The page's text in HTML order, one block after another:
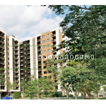
ᲒᲐᲛᲝᲒᲕᲘᲬᲔᲠᲔ